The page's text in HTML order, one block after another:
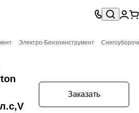
Электро-Бензоинструмент
Заказать